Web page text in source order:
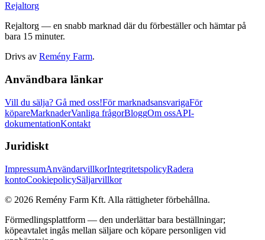
Rejaltorg
Rejaltorg — en snabb marknad där du förbeställer och hämtar på
bara 15 minuter.
Drivs av Remény Farm.
Användbara länkar
Vill du sälja? Gå med oss!För marknadsansvarigaFör
köpareMarknaderVanliga frågorBloggOm ossAPI-
dokumentationKontakt
Juridiskt
ImpressumAnvändarvillkorIntegritetspolicyRadera
kontoCookiepolicySäljarvillkor
© 2026 Remény Farm Kft. Alla rättigheter förbehållna.
Förmedlingsplattform — den underlättar bara beställningar;
köpeavtalet ingås mellan säljare och köpare personligen vid